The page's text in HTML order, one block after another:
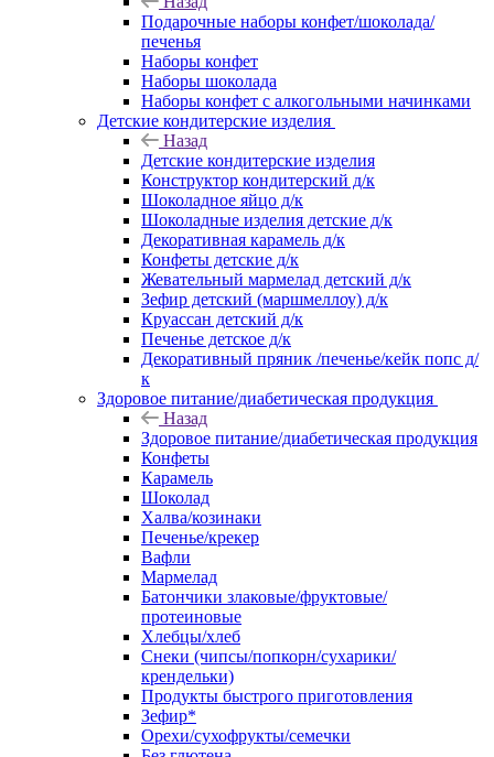
Подарочные наборы конфет/шоколада/
печенья
Наборы конфет
Наборы шоколада
Наборы конфет с алкогольными начинками
Детские кондитерские изделия
Назад
Детские кондитерские изделия
Конструктор кондитерский д/к
Шоколадное яйцо д/к
Шоколадные изделия детские д/к
Декоративная карамель д/к
Конфеты детские д/к
Жевательный мармелад детский д/к
Зефир детский (маршмеллоу) д/к
Круассан детский д/к
Печенье детское д/к
Декоративный пряник /печенье/кейк попс д/
к
Здоровое питание/диабетическая продукция
Назад
Здоровое питание/диабетическая продукция
Конфеты
Карамель
Шоколад
Халва/козинаки
Печенье/крекер
Вафли
Мармелад
Батончики злаковые/фруктовые/
протеиновые
Хлебцы/хлеб
Снеки (чипсы/попкорн/сухарики/
крендельки)
Продукты быстрого приготовления
Зефир*
Орехи/сухофрукты/семечки